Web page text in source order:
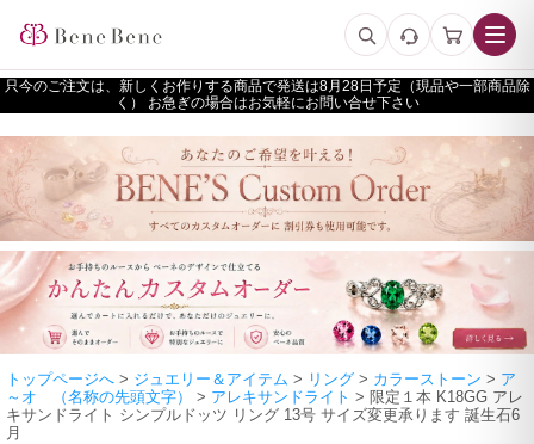
只今のご注文は、新しくお作りする商品で発送は
予定（現品や一部商品除
く） お急ぎの場合はお気軽にお問い合せ下さい
トップページへ > ジュエリー＆アイテム > リング > カラーストーン > ア
～オ （名称の先頭文字）
> アレキサンドライト > 限定１本 K18GG アレ
キサンドライト シンプルドッツ リング 13号 サイズ変更承ります 誕生石6
月